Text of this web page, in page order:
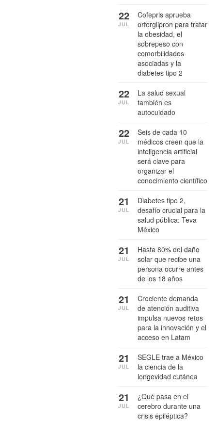
Cofepris aprueba
orforglipron para tratar
la obesidad, el
sobrepeso con
comorbilidades
asociadas y la
diabetes tipo 2
22
JUL
La salud sexual
también es
autocuidado
22
JUL
Seis de cada 10
médicos creen que la
inteligencia artificial
será clave para
organizar el
conocimiento científico
22
JUL
Diabetes tipo 2,
desafío crucial para la
salud pública: Teva
México
21
JUL
Hasta 80% del daño
solar que recibe una
persona ocurre antes
de los 18 años
21
JUL
Creciente demanda
de atención auditiva
impulsa nuevos retos
para la innovación y el
acceso en Latam
21
JUL
SEGLE trae a México
la ciencia de la
longevidad cutánea
21
JUL
¿Qué pasa en el
cerebro durante una
crisis epiléptica?
21
JUL